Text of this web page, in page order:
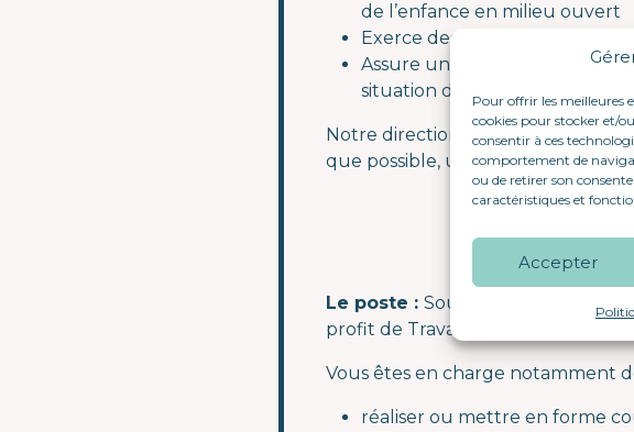
Pour offrir les meilleures
cookies pour stocker et/
consentir à ces
comportement de
ou de retirer son
caractéristiques et
Accepter
de l’enfance en milieu ouvert
Exerce des mesures de
Assure un accompagnement
situation de handicap
Notre direction d’Activité Social
que possible, un poste de :
Le poste : Sous l’autorité de
profit de Travailleurs Sociaux,
Vous êtes en charge notamment
réaliser ou mettre en forme